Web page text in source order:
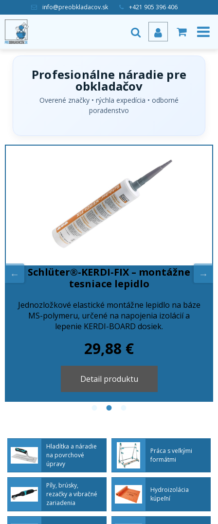
info@preobkladacov.sk +421 905 396 406
Profesionálne náradie pre
obkladačov
Overené značky • rýchla expedícia • odborné
poradenstvo
Schlüter®-KERDI-FIX – montážne
tesniace lepidlo
Jednozložkové elastické montážne lepidlo na báze
MS-polymeru, určené na napojenia izolácií a
lepenie KERDI-BOARD dosiek.
29,88 €
Detail produktu
Hladítka a náradie
na povrchové
úpravy
Práca s veľkými
formátmi
Píly, brúsky,
rezačky a vibračné
zariadenia
Hydroizolácia
kúpeľní